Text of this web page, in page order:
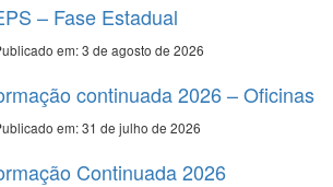
– Fase Estadual
em: 3 de agosto de 2026
continuada 2026 – Oficinas
em: 31 de julho de 2026
Continuada 2026